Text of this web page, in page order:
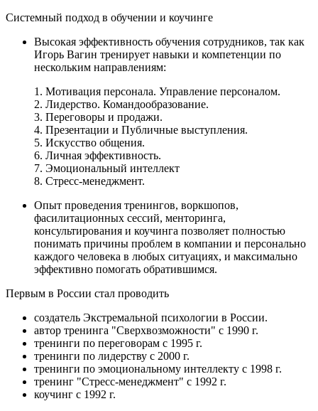
Системный подход в обучении и коучинге
Высокая эффективность обучения сотрудников, так как
Игорь Вагин тренирует навыки и компетенции по
нескольким направлениям:
1. Мотивация персонала. Управление персоналом.
2. Лидерство. Командообразование.
3. Переговоры и продажи.
4. Презентации и Публичные выступления.
5. Искусство общения.
6. Личная эффективность.
7. Эмоциональный интеллект
8. Стресс-менеджмент.
Опыт проведения тренингов, воркшопов,
фасилитационных сессий, менторинга,
консультирования и коучинга позволяет полностью
понимать причины проблем в компании и персонально
каждого человека в любых ситуациях, и максимально
эффективно помогать обратившимся.
Первым в России стал проводить
создатель Экстремальной психологии в России.
автор тренинга "Сверхвозможности" с 1990 г.
тренинги по переговорам с 1995 г.
тренинги по лидерству с 2000 г.
тренинги по эмоциональному интеллекту с 1998 г.
тренинг "Стресс-менеджмент" с 1992 г.
коучинг с 1992 г.